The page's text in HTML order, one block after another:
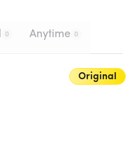
0 Anytime 0
Original